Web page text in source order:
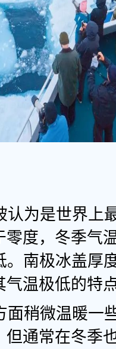
为是世界上
零度，冬季气
。南极冰盖厚
气温极低的特
稍微温暖一
通常在冬季